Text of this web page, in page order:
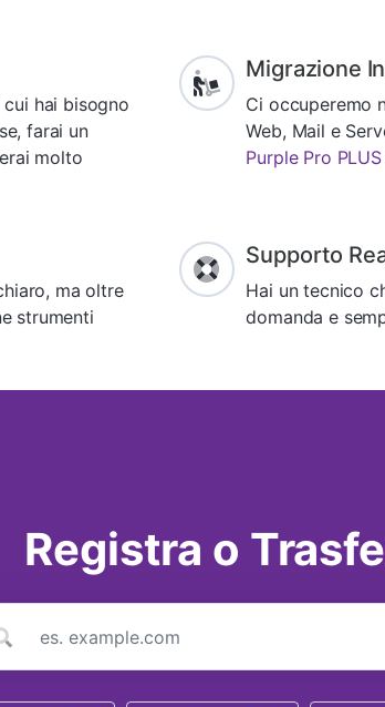
hai bisogno
farai un
molto
Migrazione
Ci occuperemo
Web, Mail e
Purple Pro PLUS
ma oltre
strumenti
Supporto
Hai un tecnico
domanda e
Registra o